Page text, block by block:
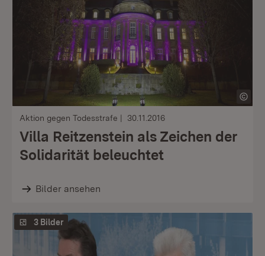
Aktion gegen Todesstrafe 30.11.2016
Villa Reitzenstein als Zeichen der
Solidarität beleuchtet
Bilder ansehen
3 Bilder